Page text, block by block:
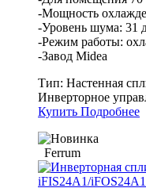
-Мощность
-Уровень шума: 31
-Режим работы:
-Завод Midea
Тип: Настенная
Инверторное
Купить Подробнее
Ferrum